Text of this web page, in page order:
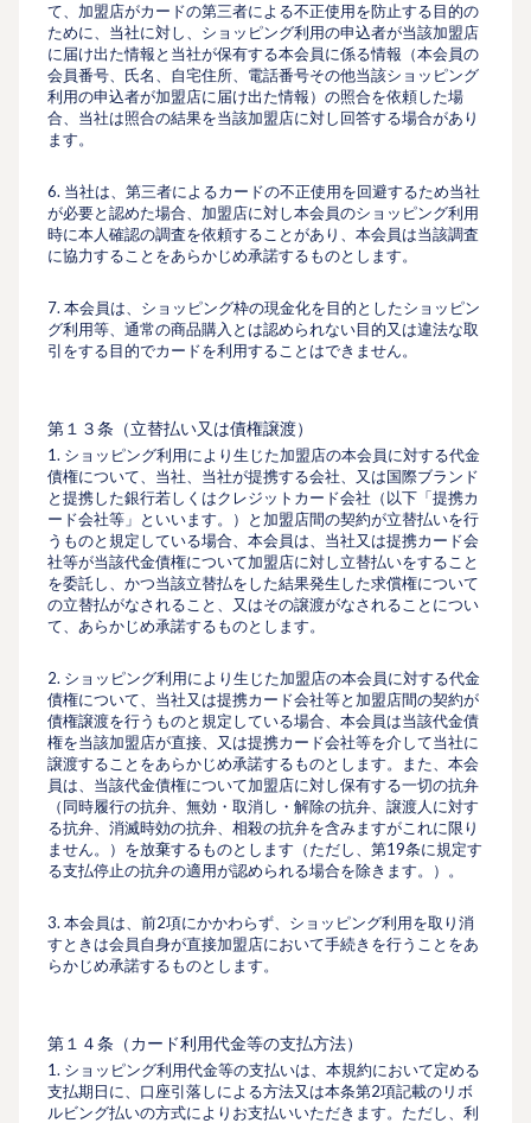
て、加盟店がカードの第三者による不正使⽤を防⽌する⽬的の
ために、当社に対し、ショッピング利用の申込者が当該加盟店
に届け出た情報と当社が保有する本会員に係る情報（本会員の
会員番号、⽒名、⾃宅住所、電話番号その他当該ショッピング
利⽤の申込者が加盟店に届け出た情報）の照合を依頼した場
合、当社は照合の結果を当該加盟店に対し回答する場合があり
ます。
6. 当社は、第三者によるカードの不正使⽤を回避するため当社
が必要と認めた場合、加盟店に対し本会員のショッピング利⽤
時に本⼈確認の調査を依頼することがあり、本会員は当該調査
に協⼒することをあらかじめ承諾するものとします。
7. 本会員は、ショッピング枠の現⾦化を⽬的としたショッピン
グ利⽤等、通常の商品購⼊とは認められない⽬的又は違法な取
引をする⽬的でカードを利⽤することはできません。
第１３条（⽴替払い又は債権譲渡）
1. ショッピング利用により生じた加盟店の本会員に対する代金
債権について、当社、当社が提携する会社、又は国際ブランド
と提携した銀行若しくはクレジットカード会社（以下「提携カ
ード会社等」といいます。）と加盟店間の契約が立替払いを行
うものと規定している場合、本会員は、当社又は提携カード会
社等が当該代金債権について加盟店に対し立替払いをすること
を委託し、かつ当該立替払をした結果発生した求償権について
の立替払がなされること、又はその譲渡がなされることについ
て、あらかじめ承諾するものとします。
2. ショッピング利用により生じた加盟店の本会員に対する代金
債権について、当社又は提携カード会社等と加盟店間の契約が
債権譲渡を行うものと規定している場合、本会員は当該代金債
権を当該加盟店が直接、又は提携カード会社等を介して当社に
譲渡することをあらかじめ承諾するものとします。また、本会
員は、当該代金債権について加盟店に対し保有する一切の抗弁
（同時履行の抗弁、無効・取消し・解除の抗弁、譲渡人に対す
る抗弁、消滅時効の抗弁、相殺の抗弁を含みますがこれに限り
ません。）を放棄するものとします（ただし、第19条に規定す
る支払停止の抗弁の適用が認められる場合を除きます。）。
3. 本会員は、前2項にかかわらず、ショッピング利⽤を取り消
すときは会員⾃⾝が直接加盟店において⼿続きを⾏うことをあ
らかじめ承諾するものとします。
第１４条（カード利⽤代⾦等の⽀払⽅法）
1. ショッピング利用代金等の⽀払いは、本規約において定める
⽀払期⽇に、口座引落しによる方法又は本条第2項記載のリボ
ルビング払いの⽅式によりお⽀払いいただきます。ただし、利